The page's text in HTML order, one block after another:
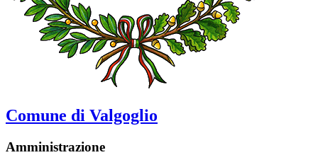
Comune di Valgoglio
Amministrazione